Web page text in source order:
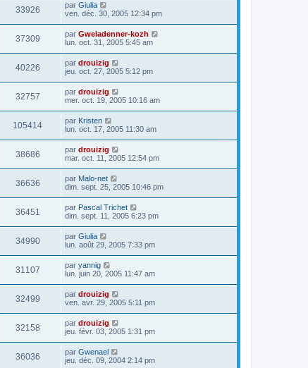
33926 par Giulia
ven. déc. 30, 2005 12:34 pm
37309 par Gweladenner-kozh
lun. oct. 31, 2005 5:45 am
40226 par drouizig
jeu. oct. 27, 2005 5:12 pm
32757 par drouizig
mer. oct. 19, 2005 10:16 am
105414 par Kristen
lun. oct. 17, 2005 11:30 am
38686 par drouizig
mar. oct. 11, 2005 12:54 pm
36636 par Malo-net
dim. sept. 25, 2005 10:46 pm
36451 par Pascal Trichet
dim. sept. 11, 2005 6:23 pm
34990 par Giulia
lun. août 29, 2005 7:33 pm
31107 par yannig
lun. juin 20, 2005 11:47 am
32499 par drouizig
ven. avr. 29, 2005 5:11 pm
32158 par drouizig
jeu. févr. 03, 2005 1:31 pm
36036 par Gwenael
jeu. déc. 09, 2004 2:14 pm